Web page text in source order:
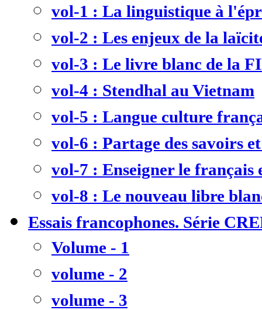
vol-1 : La linguistique à
vol-2 : Les enjeux de la
vol-3 : Le livre blanc de la
vol-4 : Stendhal au Vietnam
vol-5 : Langue culture
vol-6 : Partage des savoirs
vol-7 : Enseigner le
vol-8 : Le nouveau libre
Essais francophones. Série
Volume - 1
volume - 2
volume - 3